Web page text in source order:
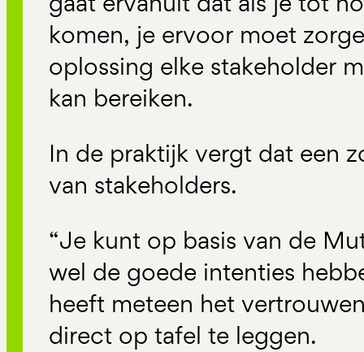
komen, je ervoor moet
oplossing elke stakeholder
kan bereiken.
In de praktijk vergt dat een
van stakeholders.
“Je kunt op basis van de
wel de goede intenties
heeft meteen het
direct op tafel te leggen.